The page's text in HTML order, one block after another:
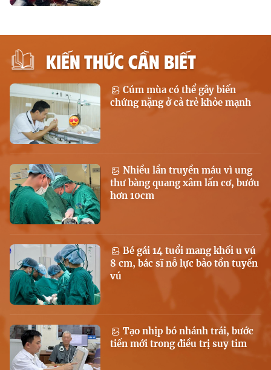
KIẾN THỨC CẦN BIẾT
Cúm mùa có thể gây biến
chứng nặng ở cả trẻ khỏe mạnh
Nhiều lần truyền máu vì ung
thư bàng quang xâm lấn cơ, bướu
hơn 10cm
Bé gái 14 tuổi mang khối u vú
8 cm, bác sĩ nỗ lực bảo tồn tuyến
vú
Tạo nhịp bó nhánh trái, bước
tiến mới trong điều trị suy tim